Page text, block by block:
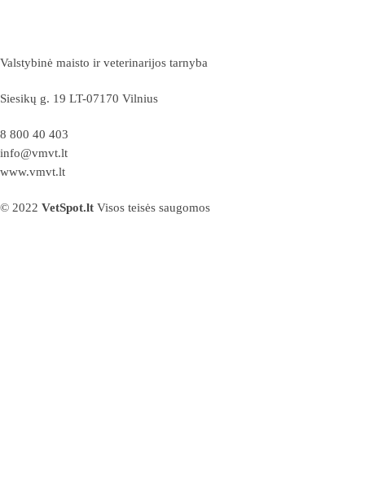
Valstybinė maisto ir veterinarijos tarnyba
Siesikų g. 19 LT-07170 Vilnius
8 800 40 403
info@vmvt.lt
www.vmvt.lt
© 2022 VetSpot.lt Visos teisės saugomos